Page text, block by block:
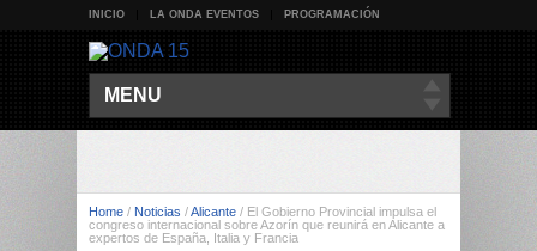
INICIO LA ONDA EVENTOS PROGRAMACIÓN
MENU
Home / Noticias /Alicante / El Gobierno Provincial impulsa el
congreso internacional sobre Azorín que reunirá en Alicante a
expertos de España, Italia y Francia